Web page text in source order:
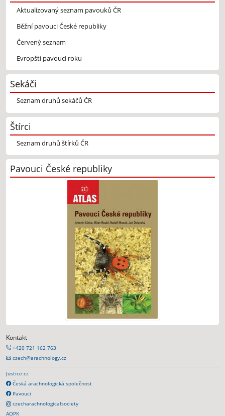
Aktualizovaný seznam pavouků ČR
Běžní pavouci České republiky
Červený seznam
Evropští pavouci roku
Sekáči
Seznam druhů sekáčů ČR
Štírci
Seznam druhů štírků ČR
Pavouci České republiky
Kontakt
+420 721 162 763
czech@arachnology.cz
Justice.cz
Česká arachnologická společnost
Pavouci
czecharachnologicalsociety
AOPK